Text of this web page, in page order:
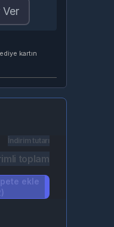
Ver
kartın
İndirim tutarı
toplam
ekle